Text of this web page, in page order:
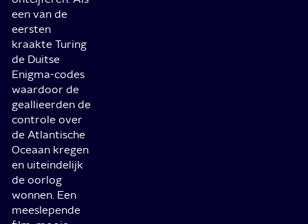
een van de
eersten
kraakte Turing
de Duitse
Enigma-codes
waardoor de
geallieerden de
controle over
de Atlantische
Oceaan kregen
en uiteindelijk
de oorlog
wonnen. Een
meeslepende